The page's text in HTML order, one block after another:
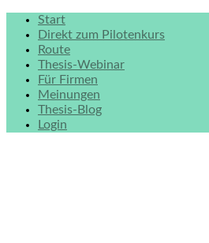
Start
Direkt zum Pilotenkurs
Route
Thesis-Webinar
Für Firmen
Meinungen
Thesis-Blog
Login